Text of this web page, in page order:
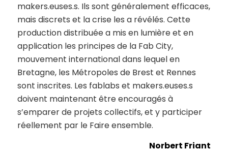
makers.euses.s. Ils sont généralement efficaces,
mais discrets et la crise les a révélés. Cette
production distribuée a mis en lumière et en
application les principes de la Fab City,
mouvement international dans lequel en
Bretagne, les Métropoles de Brest et Rennes
sont inscrites. Les fablabs et makers.euses.s
doivent maintenant être encouragés à
s’emparer de projets collectifs, et y participer
réellement par le Faire ensemble.
Norbert Friant